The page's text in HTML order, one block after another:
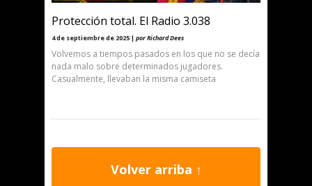
Protección total. El Radio 3.038
4 de septiembre de 2025 | por Richard Dees
Volvemos a tiempos pasados en los que no se decía
nada malo sobre determinados jugadores.
Casualmente, llevaban la misma camiseta
Volver arriba ↑